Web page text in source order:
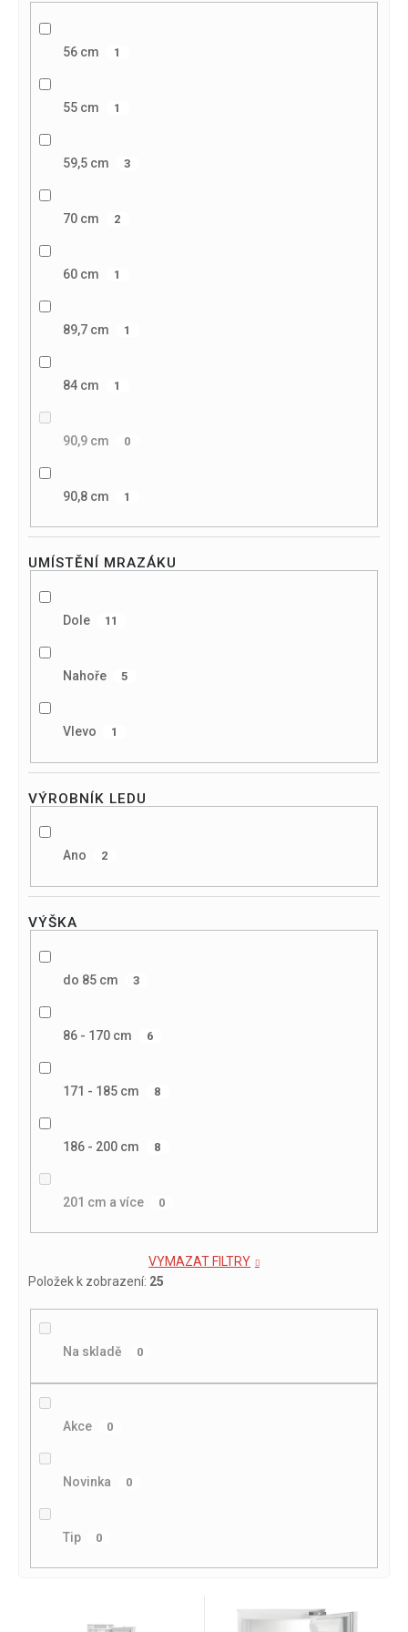
Na skladě 0
Akce 0
Novinka 0
Tip 0
56 cm 1
55 cm 1
59,5 cm 3
70 cm 2
60 cm 1
89,7 cm 1
84 cm 1
90,9 cm 0
90,8 cm 1
UMÍSTĚNÍ MRAZÁKU
Dole 11
Nahoře 5
Vlevo 1
VÝROBNÍK LEDU
Ano 2
VÝŠKA
do 85 cm 3
86 - 170 cm 6
171 - 185 cm 8
186 - 200 cm 8
201 cm a více 0
VYMAZAT FILTRY
Položek k zobrazení: 25